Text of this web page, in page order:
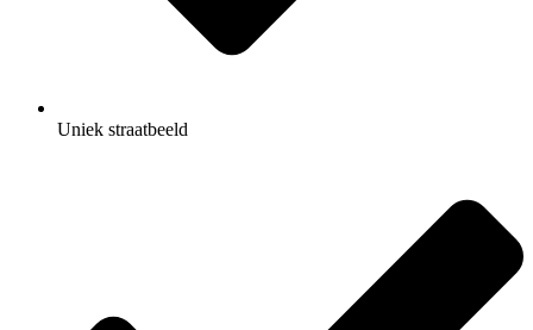
Uniek straatbeeld